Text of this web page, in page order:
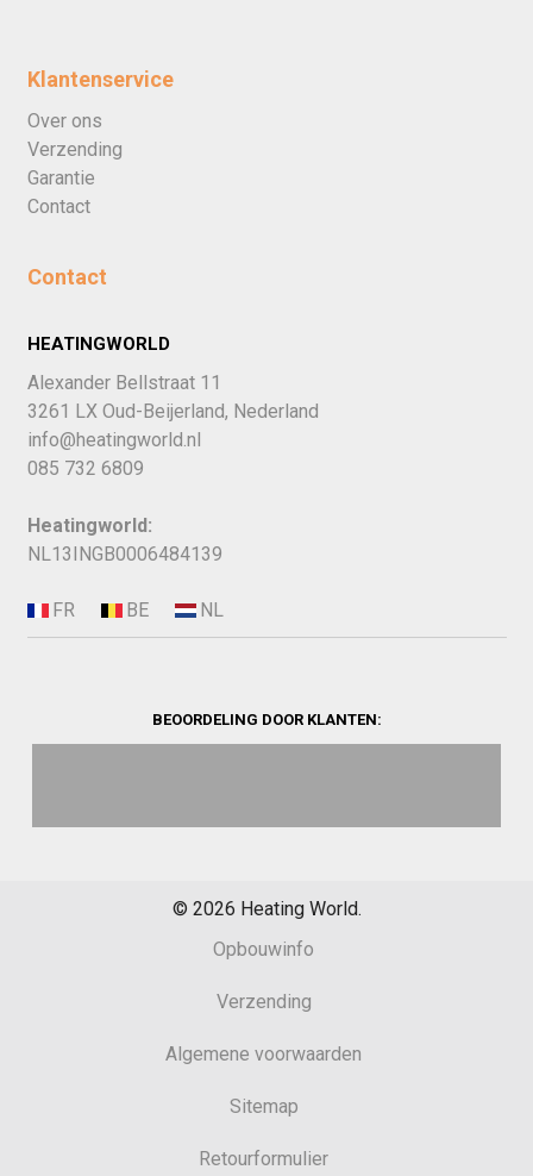
Klantenservice
Over ons
Verzending
Garantie
Contact
Contact
HEATINGWORLD
Alexander Bellstraat 11
3261 LX Oud-Beijerland, Nederland
info@heatingworld.nl
085 732 6809
Heatingworld:
NL13INGB0006484139
BEOORDELING DOOR KLANTEN:
© 2026 Heating World.
Opbouwinfo
Verzending
Algemene voorwaarden
Sitemap
Retourformulier